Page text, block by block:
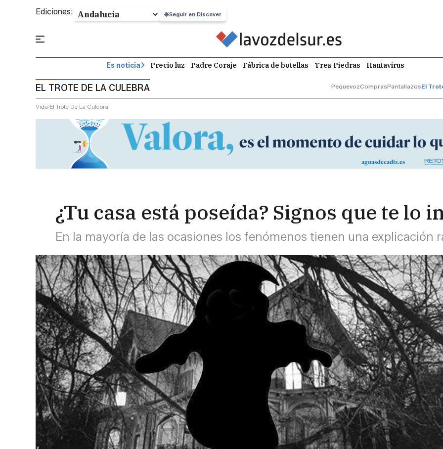
Ediciones: Seguir en Discover
Es noticia Precio luz Padre Coraje Fábrica de botellas Tres Piedras Hantavirus
EL TROTE DE LA CULEBRA PequevozComprasPantallazosEl
Vida El Trote De La Culebra
¿Tu casa está poseída? Signos que te lo
En la mayoría de las ocasiones los fenómenos tienen una explicación